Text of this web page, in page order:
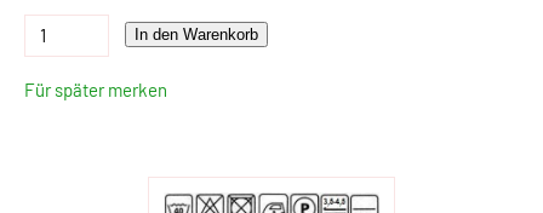
In den Warenkorb
Für später merken